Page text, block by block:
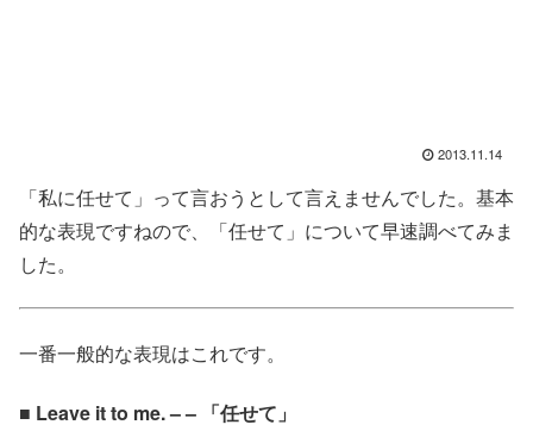
2013.11.14
「私に任せて」って言おうとして言えませんでした。基本
的な表現ですねので、「任せて」について早速調べてみま
した。
一番一般的な表現はこれです。
■ Leave it to me. – – 「任せて」